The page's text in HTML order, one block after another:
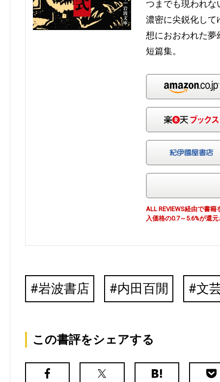
つまでも現われな
濃密に尖鋭化して
想におおわれた夢
短篇集。
ALL REVIEWS経由で書
入価格の0.7～5.6%が還
岩波書店 内田百閒 文
この書評をシェアする